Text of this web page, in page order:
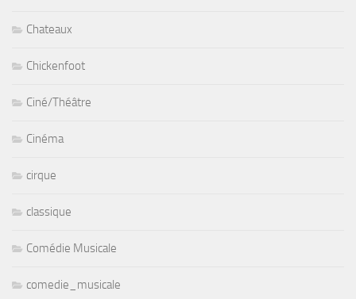
Chateaux
Chickenfoot
Ciné/Théâtre
Cinéma
cirque
classique
Comédie Musicale
comedie_musicale